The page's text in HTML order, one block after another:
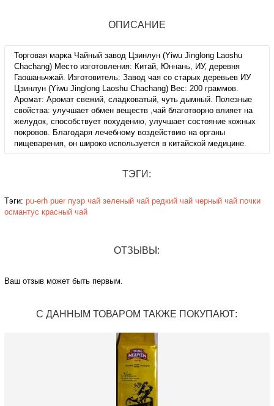
ОПИСАНИЕ
Торговая марка Чайный завод Цзинлун (Yiwu Jinglong Laoshu
Chachang) Место изготовления: Китай, Юннань, ИУ, деревня
Гаошаньчжай. Изготовитель: Завод чая со старых деревьев ИУ
Цзинлун (Yiwu Jinglong Laoshu Chachang) Вес: 200 граммов.
Аромат: Аромат свежий, сладковатый, чуть дымный. Полезные
свойства: улучшает обмен веществ ,чай благотворно влияет на
желудок, способствует похудению, улучшает состояние кожных
покровов. Благодаря лечебному воздействию на органы
пищеварения, он широко используется в китайской медицине.
ТЭГИ:
Тэги: pu-erh puer пуэр чай зеленый чай редкий чай черный чай почки
османтус красный чай
ОТЗЫВЫ:
Ваш отзыв может быть первым.
С ДАННЫМ ТОВАРОМ ТАКЖЕ ПОКУПАЮТ: